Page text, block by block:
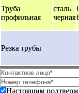
Труба
профильная
сталь
черная
Резка трубы
Настоящим